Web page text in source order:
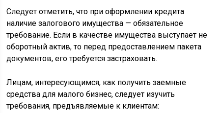
Следует отметить, что при оформлении кредита
наличие залогового имущества — обязательное
требование. Если в качестве имущества выступает не
оборотный актив, то перед предоставлением пакета
документов, его требуется застраховать.
Лицам, интересующимся, как получить заемные
средства для малого бизнес, следует изучить
требования, предъявляемые к клиентам: